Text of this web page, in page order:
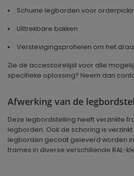
Schuine legborden voor
Uittrekbare bakken
Verstevigingsprofielen om het
Zie de accessoirelijst voor alle
specifieke oplossing? Neem dan
Afwerking van de
Deze legbordstelling heeft verzinkte
legborden. Ook de schoring is
legborden gecoat geleverd worden in
frames in diverse verschillende RAL-